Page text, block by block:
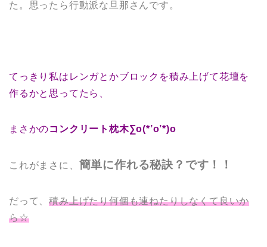
た。思ったら行動派な旦那さんです。
てっきり私はレンガとかブロックを積み上げて花壇を
作るかと思ってたら、
まさかのコンクリート枕木∑o(*’o’*)o
これがまさに、 簡単に作れる秘訣？です！！
だって、積み上げたり何個も連ねたりしなくて良いか
ら☆